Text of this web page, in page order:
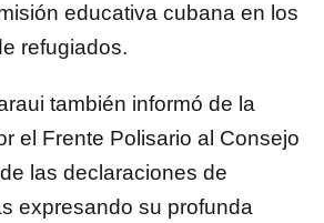
educativa cubana en los
refugiados.
también informó de la
el Frente Polisario al Consejo
las declaraciones de
expresando su profunda